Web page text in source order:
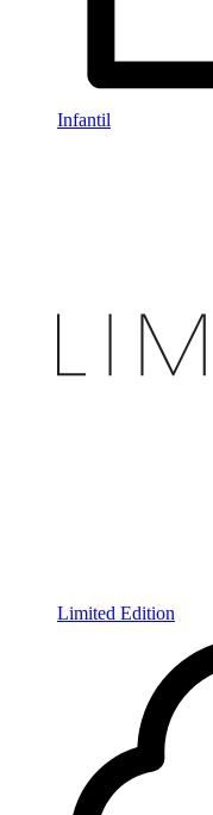
Infantil
Limited Edition